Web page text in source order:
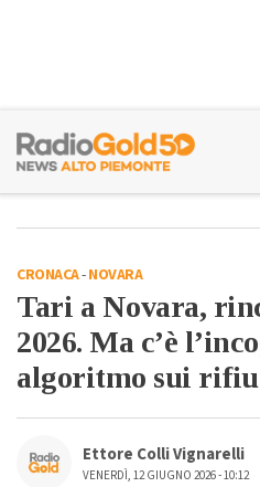
CRONACA-NOVARA
Tari a Novara,
2026. Ma c’è
algoritmo sui
Ettore Colli Vignarelli
VENERDÌ, 12 GIUGNO 2026 - 10:12